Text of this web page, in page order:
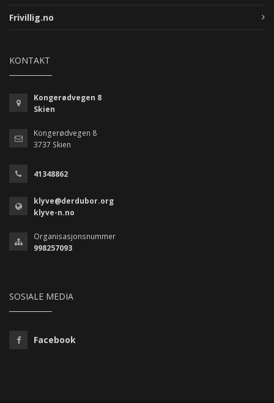
Frivillig.no
KONTAKT
Kongerødvegen 8
Skien
Kongerødvegen 8
3737 Skien
41348862
klyve@derdubor.org
klyve-n.no
Organisasjonsnummer
998257093
SOSIALE MEDIA
Facebook